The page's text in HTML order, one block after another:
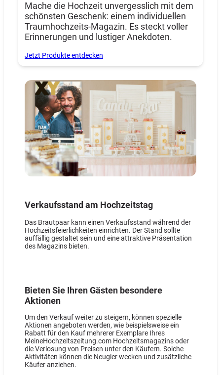
Mache die Hochzeit unvergesslich mit dem
schönsten Geschenk: einem individuellen
Traumhochzeits-Magazin. Es steckt voller
Erinnerungen und lustiger Anekdoten.
Jetzt Produkte entdecken
Verkaufsstand am Hochzeitstag
Das Brautpaar kann einen Verkaufsstand während der
Hochzeitsfeierlichkeiten einrichten. Der Stand sollte
auffällig gestaltet sein und eine attraktive Präsentation
des Magazins bieten.
Bieten Sie Ihren Gästen besondere
Aktionen
Um den Verkauf weiter zu steigern, können spezielle
Aktionen angeboten werden, wie beispielsweise ein
Rabatt für den Kauf mehrerer Exemplare Ihres
MeineHochzeitszeitung.com Hochzeitsmagazins oder
die Verlosung von Preisen unter den Käufern. Solche
Aktivitäten können die Neugier wecken und zusätzliche
Käufer anziehen.